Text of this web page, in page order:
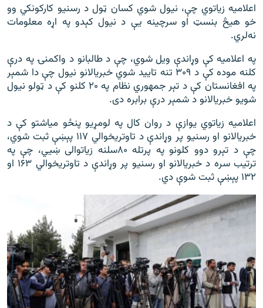
اعلاميه زياتوي چې، نيول شوي کسان ټول د رسنيو کارکونکي وو
خو هيڅ بنسټ او سرچينه يې د نيول کېدو په اړه معلومات
نه‌لري.
په اعلاميه کې وړاندې ویل شوي، چې د طالبانو د واکمنۍ په درې
کلنه موده کې د ۳۰۹ تنه تایید شوي خبریالانو نیول چې دا شمېر
په افغانستان کې د تېر جمهوري نظام په ۲۰ کلنو کې د ټولو نیول
شویو خبریالانو د شمېر درې برابره دی.
اعلاميه زياتوي یوازې د روان کال په لومړیو پنځو میاشتو کې د
خبریالانو او رسنیو پر وړاندې د تاوتریخوالي ۱۱۷ پېښې ثبت شوي،
چې د تېرو دوو کلونو په پرتله ۸۰سلنه زیاتوالی ښيي، چې په
ترتیب سره د خبریالانو او رسنیو پر وړاندې د تاوتریخوالي ۱۶۳ او
۱۳۲ پېښې ثبت شوې دي.